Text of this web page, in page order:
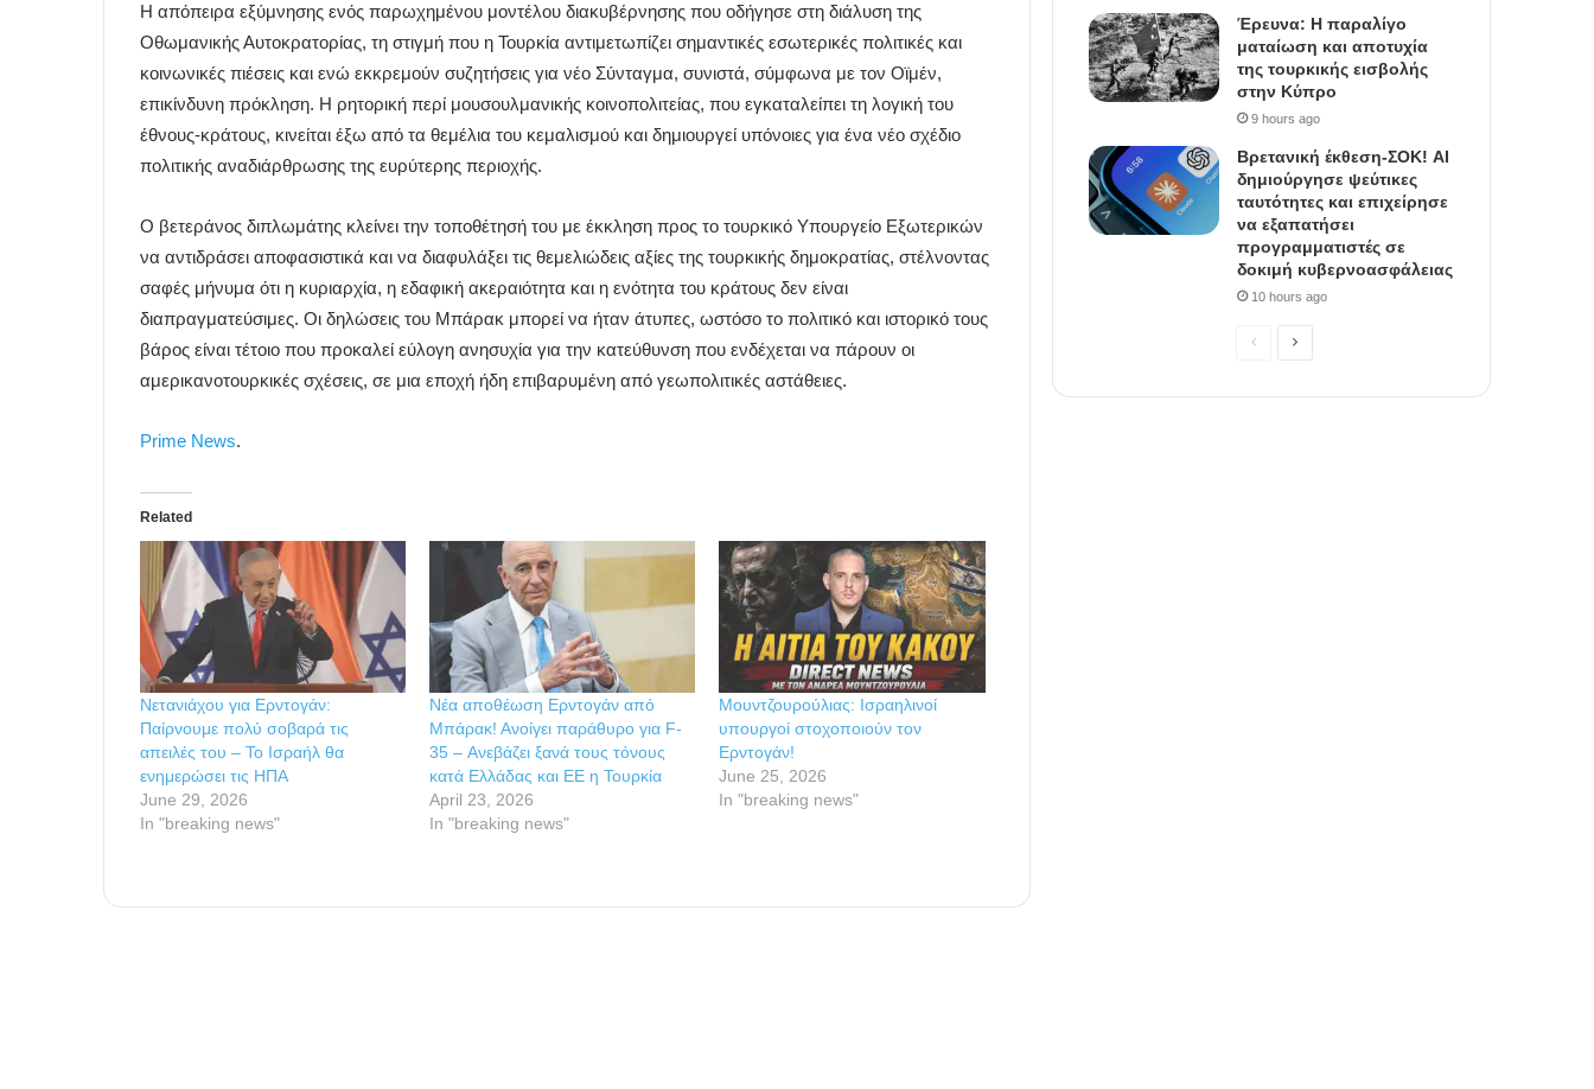
Η απόπειρα εξύμνησης ενός παρωχημένου μοντέλου διακυβέρνησης που οδήγησε στη διάλυση της
Οθωμανικής Αυτοκρατορίας, τη στιγμή που η Τουρκία αντιμετωπίζει σημαντικές εσωτερικές πολιτικές και
κοινωνικές πιέσεις και ενώ εκκρεμούν συζητήσεις για νέο Σύνταγμα, συνιστά, σύμφωνα με τον Οϊμέν,
επικίνδυνη πρόκληση. Η ρητορική περί μουσουλμανικής κοινοπολιτείας, που εγκαταλείπει τη λογική του
έθνους-κράτους, κινείται έξω από τα θεμέλια του κεμαλισμού και δημιουργεί υπόνοιες για ένα νέο σχέδιο
πολιτικής αναδιάρθρωσης της ευρύτερης περιοχής.
Ο βετεράνος διπλωμάτης κλείνει την τοποθέτησή του με έκκληση προς το τουρκικό Υπουργείο Εξωτερικών
να αντιδράσει αποφασιστικά και να διαφυλάξει τις θεμελιώδεις αξίες της τουρκικής δημοκρατίας, στέλνοντας
σαφές μήνυμα ότι η κυριαρχία, η εδαφική ακεραιότητα και η ενότητα του κράτους δεν είναι
διαπραγματεύσιμες. Οι δηλώσεις του Μπάρακ μπορεί να ήταν άτυπες, ωστόσο το πολιτικό και ιστορικό τους
βάρος είναι τέτοιο που προκαλεί εύλογη ανησυχία για την κατεύθυνση που ενδέχεται να πάρουν οι
αμερικανοτουρκικές σχέσεις, σε μια εποχή ήδη επιβαρυμένη από γεωπολιτικές αστάθειες.
Prime News.
Related
Νετανιάχου για Ερντογάν:
Παίρνουμε πολύ σοβαρά τις
απειλές του – Το Ισραήλ θα
ενημερώσει τις ΗΠΑ
June 29, 2026
In "breaking news"
Νέα αποθέωση Ερντογάν από
Μπάρακ! Ανοίγει παράθυρο για F-
35 – Ανεβάζει ξανά τους τόνους
κατά Ελλάδας και ΕΕ η Τουρκία
April 23, 2026
In "breaking news"
Μουντζουρούλιας: Ισραηλινοί
υπουργοί στοχοποιούν τον
Ερντογάν!
June 25, 2026
In "breaking news"
Έρευνα: Η παραλίγο
ματαίωση και αποτυχία
της τουρκικής εισβολής
στην Κύπρο
9 hours ago
Βρετανική έκθεση-ΣΟΚ! AI
δημιούργησε ψεύτικες
ταυτότητες και επιχείρησε
να εξαπατήσει
προγραμματιστές σε
δοκιμή κυβερνοασφάλειας
10 hours ago